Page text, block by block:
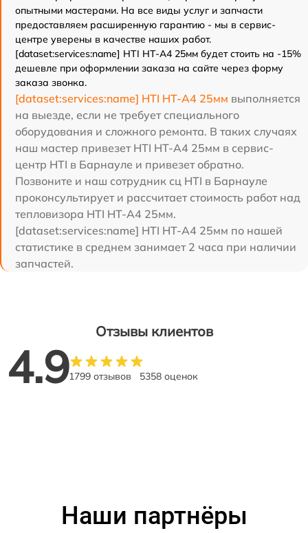
опытными мастерами. На все виды услуг и запчасти
предоставляем расширенную гарантию - мы в сервис-
центре уверены в качестве наших работ.
[dataset:services:name] HTI HT-A4 25мм будет стоить на -15%
дешевле при оформлении заказа на сайте через форму
заказа звонка.
[dataset:services:name] HTI HT-A4 25мм выполняется
на выезде, если не требует специального
оборудования и сложного ремонта. В таких случаях
наш мастер привезет HTI HT-A4 25мм в сервис-
центр HTI в Барнауле и привезет обратно.
Позвоните и наш сотрудник сц HTI в Барнауле
проконсультирует и рассчитает стоимость работ над
тепловизора HTI HT-A4 25мм.
[dataset:services:name] HTI HT-A4 25мм по нашей
статистике в среднем занимает 2 часа при наличии
запчастей.
Отзывы клиентов
4.91799 отзывов 5358 оценок
Наши партнёры